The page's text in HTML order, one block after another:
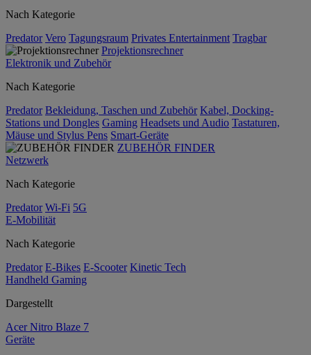
Nach Kategorie
Predator Vero Tagungsraum Privates Entertainment Tragbar
Projektionsrechner
Elektronik und Zubehör
Nach Kategorie
Predator Bekleidung, Taschen und Zubehör Kabel, Docking-
Stations und Dongles Gaming Headsets und Audio Tastaturen,
Mäuse und Stylus Pens Smart-Geräte
ZUBEHÖR FINDER
Netzwerk
Nach Kategorie
Predator Wi-Fi 5G
E-Mobilität
Nach Kategorie
Predator E-Bikes E-Scooter Kinetic Tech
Handheld Gaming
Dargestellt
Acer Nitro Blaze 7
Geräte